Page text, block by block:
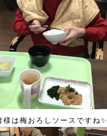
様は梅おろしソースですね✨